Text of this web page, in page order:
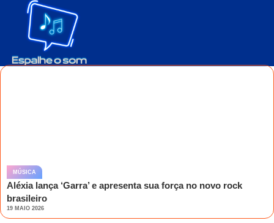
MÚSICA
Aléxia lança ‘Garra’ e apresenta sua força no novo rock
brasileiro
19 MAIO 2026